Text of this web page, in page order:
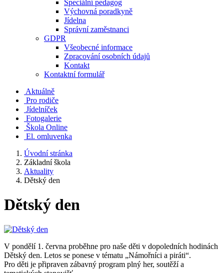
Speciální pedagog
Výchovná poradkyně
Jídelna
Správní zaměstnanci
GDPR
Všeobecné informace
Zpracování osobních údajů
Kontakt
Kontaktní formulář
Aktuálně
Pro rodiče
Jídelníček
Fotogalerie
Škola Online
El. omluvenka
Úvodní stránka
Základní škola
Aktuality
Dětský den
Dětský den
V pondělí 1. června proběhne pro naše děti v dopoledních hodinách
Dětský den. Letos se ponese v tématu „Námořníci a piráti“.
Pro děti je připraven zábavný program plný her, soutěží a